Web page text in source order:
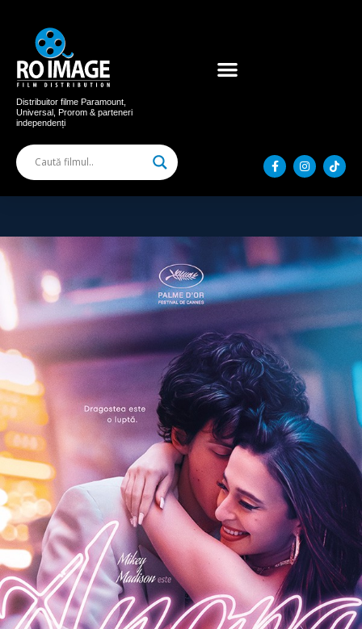
Distribuitor filme Paramount,
Universal, Prorom & parteneri
independenți